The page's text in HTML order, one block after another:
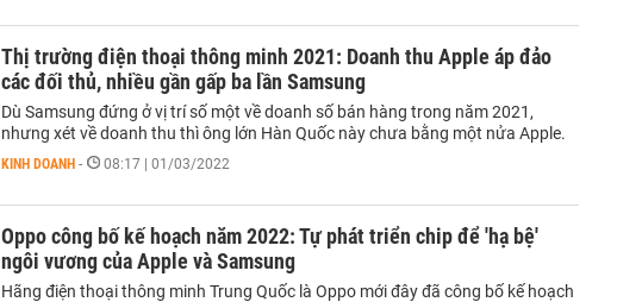
Thị trường điện thoại thông minh 2021: Doanh thu Apple áp đảo
các đối thủ, nhiều gần gấp ba lần Samsung
Dù Samsung đứng ở vị trí số một về doanh số bán hàng trong năm 2021,
nhưng xét về doanh thu thì ông lớn Hàn Quốc này chưa bằng một nửa Apple.
KINH DOANH - 08:17 | 01/03/2022
Oppo công bố kế hoạch năm 2022: Tự phát triển chip để 'hạ bệ'
ngôi vương của Apple và Samsung
Hãng điện thoại thông minh Trung Quốc là Oppo mới đây đã công bố kế hoạch